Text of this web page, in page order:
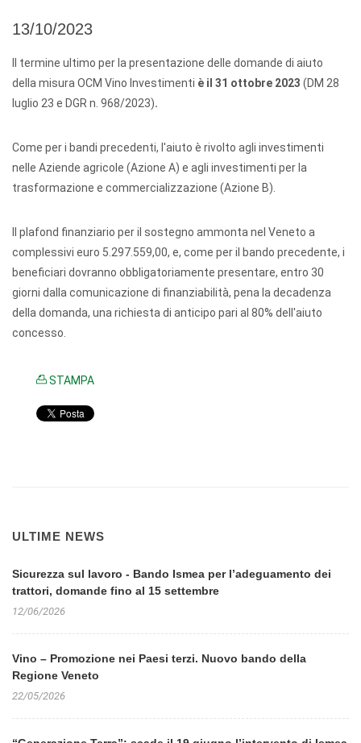
13/10/2023
Il termine ultimo per la presentazione delle domande di aiuto
della misura OCM Vino Investimenti è il 31 ottobre 2023 (DM 28
luglio 23 e DGR n. 968/2023).
Come per i bandi precedenti, l'aiuto è rivolto agli investimenti
nelle Aziende agricole (Azione A) e agli investimenti per la
trasformazione e commercializzazione (Azione B).
Il plafond finanziario per il sostegno ammonta nel Veneto a
complessivi euro 5.297.559,00, e, come per il bando precedente, i
beneficiari dovranno obbligatoriamente presentare, entro 30
giorni dalla comunicazione di finanziabilità, pena la decadenza
della domanda, una richiesta di anticipo pari al 80% dell'aiuto
concesso.
STAMPA
ULTIME NEWS
Sicurezza sul lavoro - Bando Ismea per l’adeguamento dei
trattori, domande fino al 15 settembre
12/06/2026
Vino – Promozione nei Paesi terzi. Nuovo bando della
Regione Veneto
22/05/2026